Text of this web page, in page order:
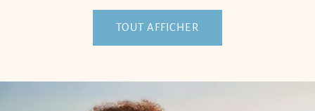
TOUT AFFICHER